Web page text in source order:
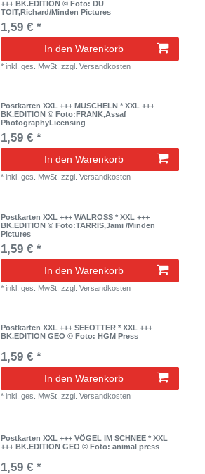
+++ BK.EDITION © Foto: DU
TOIT,Richard/Minden Pictures
1,59 € *
In den Warenkorb
*inkl. ges. MwSt. zzgl.Versandkosten
Postkarten XXL +++ MUSCHELN * XXL +++
BK.EDITION © Foto:FRANK,Assaf
PhotographyLicensing
1,59 € *
In den Warenkorb
*inkl. ges. MwSt. zzgl.Versandkosten
Postkarten XXL +++ WALROSS * XXL +++
BK.EDITION © Foto:TARRIS,Jami /Minden
Pictures
1,59 € *
In den Warenkorb
*inkl. ges. MwSt. zzgl.Versandkosten
Postkarten XXL +++ SEEOTTER * XXL +++
BK.EDITION GEO © Foto: HGM Press
1,59 € *
In den Warenkorb
*inkl. ges. MwSt. zzgl.Versandkosten
Postkarten XXL +++ VÖGEL IM SCHNEE * XXL
+++ BK.EDITION GEO © Foto: animal press
1,59 € *